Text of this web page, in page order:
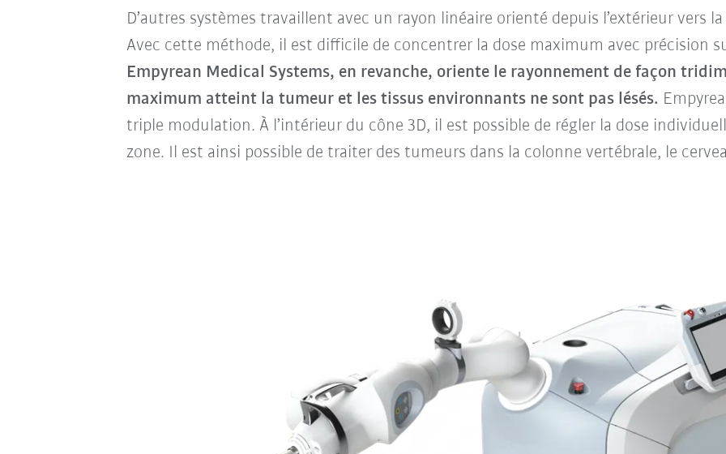
D’autres systèmes travaillent avec un rayon linéaire orienté depuis l’extérieur vers
Avec cette méthode, il est difficile de concentrer la dose maximum avec précision
Empyrean Medical Systems, en revanche, oriente le rayonnement de façon
maximum atteint la tumeur et les tissus environnants ne sont pas lésés.
triple modulation. À l’intérieur du cône 3D, il est possible de régler la dose
zone. Il est ainsi possible de traiter des tumeurs dans la colonne vertébrale, le